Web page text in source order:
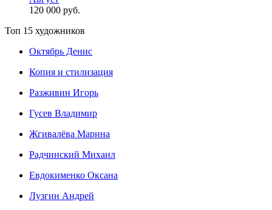
120 000 руб.
Топ 15 художников
Октябрь Денис
Копия и стилизация
Разживин Игорь
Гусев Владимир
Жгивалёва Марина
Радчинский Михаил
Евдокименко Оксана
Лузгин Андрей